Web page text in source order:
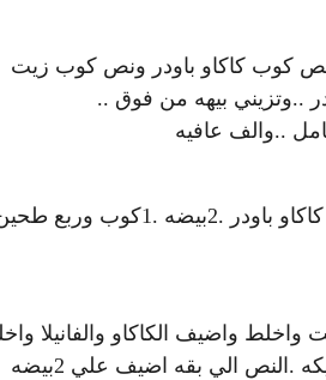
كوب كاكاو باودر ونص كوب زيت
..وتزيني بيهه من فوق ..
1كوب حليب .1كوب سكر .1كوب زيت واضيفله 2ملعقه اضافيه .ثلاثة ارباع الكوب كاكاو باودر .2بيضه .1كوب
واضيف الكاكاو والفانيلا
الى ان تثخن وصير صلصه ثخينه ..ارفع نص الكميه واخليهه بالثلاجه حتى ازين بيهه الكيكه .النص الي بقه اضيف علي 2بيضه